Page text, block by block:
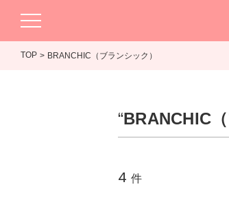
TOP BRANCHIC（ブランシック）
“BRANCHIC
4 件